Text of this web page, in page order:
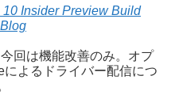
Insider Preview Build
回は機能改善のみ。オプ
よるドライバー配信につ